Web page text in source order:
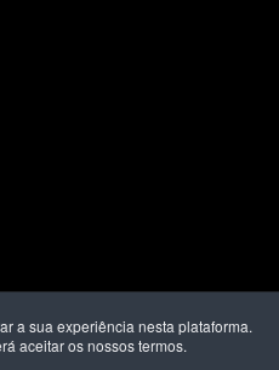
a sua experiência nesta plataforma.
aceitar os nossos termos.